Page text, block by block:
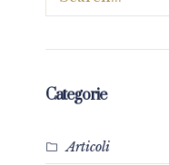
Categorie
Articoli